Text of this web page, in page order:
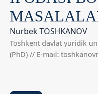
Nurbek TOSHKANOV
Toshkent davlat yuridik
(PhD) // E-mail: